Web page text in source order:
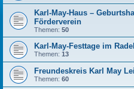
Karl-May-Haus –
Förderverein
Themen: 50
Karl-May-Festtage im
Themen: 13
Freundeskreis Karl May
Themen: 60